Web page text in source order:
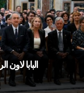
البابا